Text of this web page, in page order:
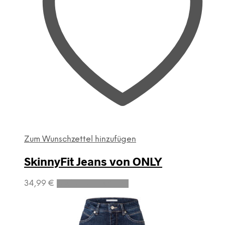
Zum Wunschzettel hinzufügen
SkinnyFit Jeans von ONLY
34,99 €
Dieses
weist
mehrere
Varianten